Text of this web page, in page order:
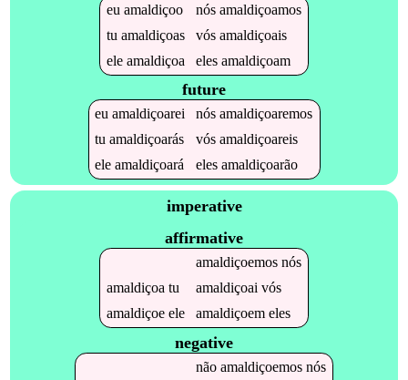
eu amaldiçoo nós amaldiçoamos
tu amaldiçoas vós amaldiçoais
ele amaldiçoa eles amaldiçoam
future
euamaldiçoarei nósamaldiçoaremos
tuamaldiçoarás vósamaldiçoareis
eleamaldiçoará elesamaldiçoarão
imperative
affirmative
amaldiçoemosnós
amaldiçoa tu amaldiçoai vós
amaldiçoeele amaldiçoemeles
negative
não amaldiçoemosnós